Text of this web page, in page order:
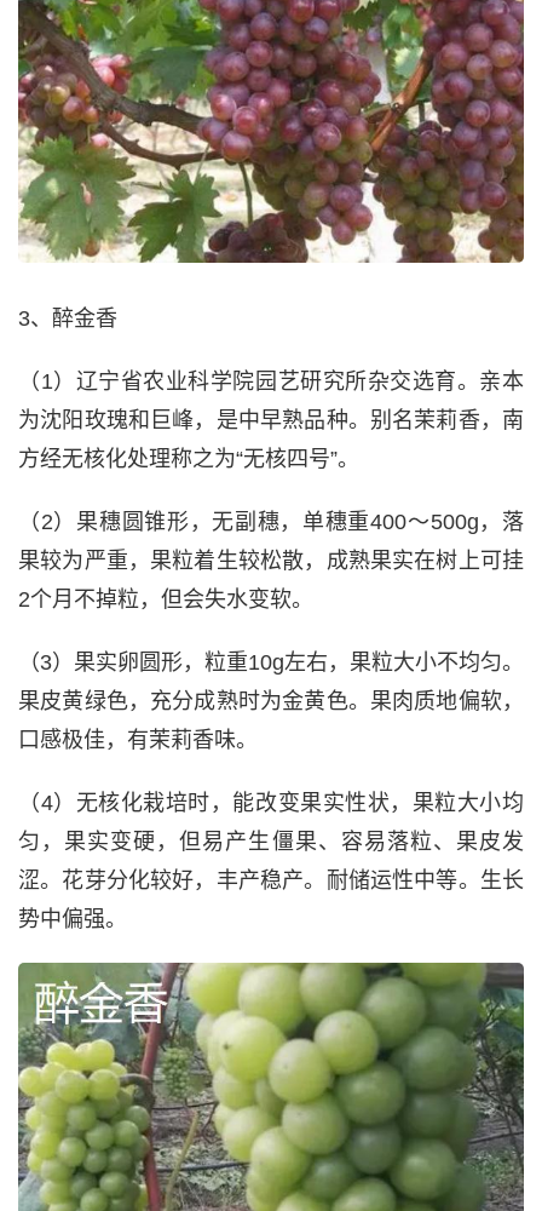
3、醉金香
（1）辽宁省农业科学院园艺研究所杂交选育。亲本
为沈阳玫瑰和巨峰，是中早熟品种。别名茉莉香，南
方经无核化处理称之为“无核四号”。
（2）果穗圆锥形，无副穗，单穗重400～500g，落
果较为严重，果粒着生较松散，成熟果实在树上可挂
2个月不掉粒，但会失水变软。
（3）果实卵圆形，粒重10g左右，果粒大小不均匀。
果皮黄绿色，充分成熟时为金黄色。果肉质地偏软，
口感极佳，有茉莉香味。
（4）无核化栽培时，能改变果实性状，果粒大小均
匀，果实变硬，但易产生僵果、容易落粒、果皮发
涩。花芽分化较好，丰产稳产。耐储运性中等。生长
势中偏强。